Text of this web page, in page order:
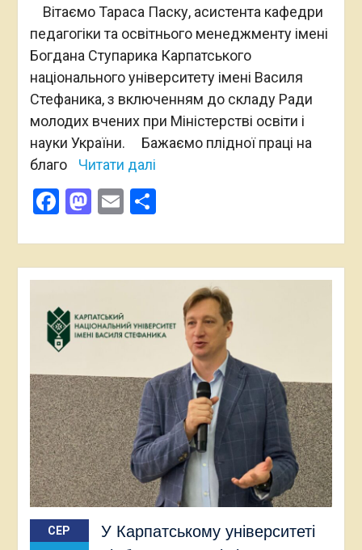
Вітаємо Тараса Паску, асистента кафедри
педагогіки та освітнього менеджменту імені
Богдана Ступарика Карпатського
національного університету імені Василя
Стефаника, з включенням до складу Ради
молодих вчених при Міністерстві освіти і
науки України. Бажаємо плідної праці на
благо
Читати далі
Facebook
Mastodon
Email
СЕР
У Карпатському університеті